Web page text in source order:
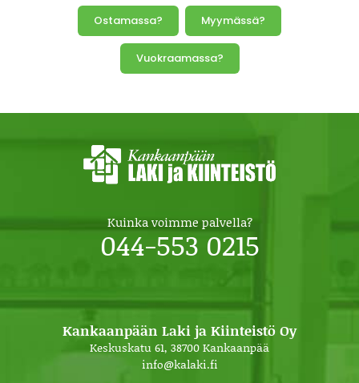
Ostamassa? Myymässä?
Vuokraamassa?
Kuinka voimme palvella?
044-553 0215
Kankaanpään Laki ja Kiinteistö Oy
Keskuskatu 61, 38700 Kankaanpää
info@kalaki.fi